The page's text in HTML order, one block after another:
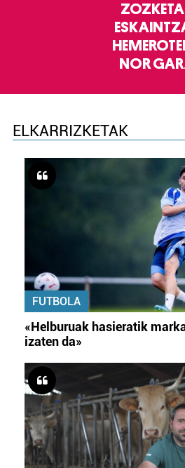
NOR
ELKARRIZKETAK
FUTBOLA
«Helburuak hasieratik
izaten da»